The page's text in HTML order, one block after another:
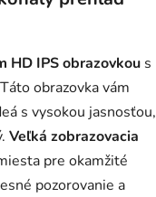
HD IPS obrazovkou s
obrazovka vám
s vysokou jasnosťou,
Veľká zobrazovacia
pre okamžité
pozorovanie a